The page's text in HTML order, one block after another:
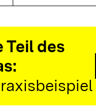
Teil des